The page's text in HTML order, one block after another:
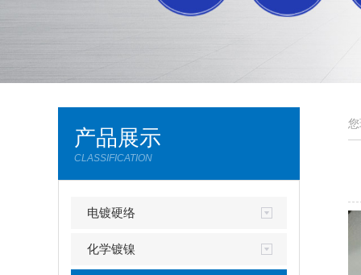
产品展示
CLASSIFICATION
电镀硬络
化学镀镍